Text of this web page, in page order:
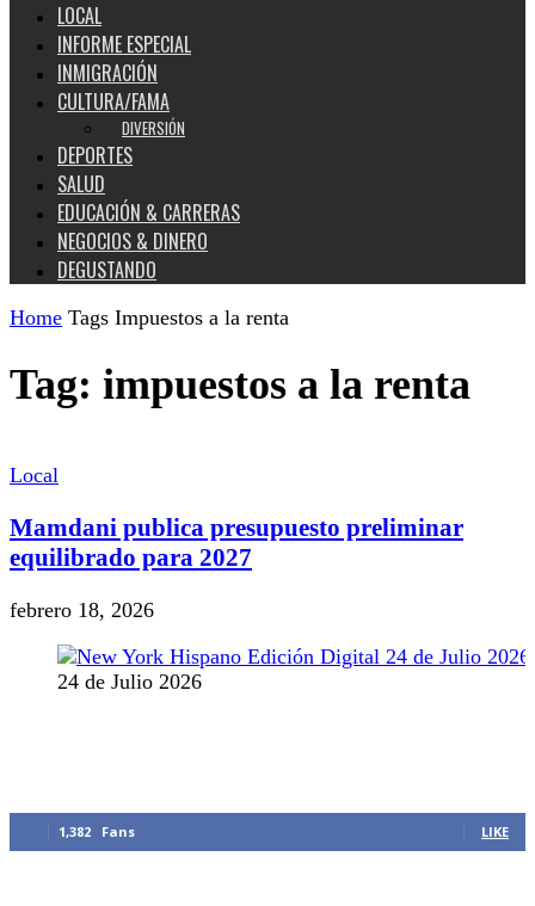
LOCAL
INFORME ESPECIAL
INMIGRACIÓN
CULTURA/FAMA
DIVERSIÓN
DEPORTES
SALUD
EDUCACIÓN & CARRERAS
NEGOCIOS & DINERO
DEGUSTANDO
Home Tags Impuestos a la renta
Tag: impuestos a la renta
Local
Mamdani publica presupuesto preliminar
equilibrado para 2027
febrero 18, 2026
24 de Julio 2026
1,382 Fans LIKE